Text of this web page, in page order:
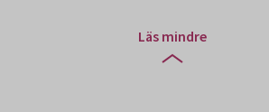
Läs mindre